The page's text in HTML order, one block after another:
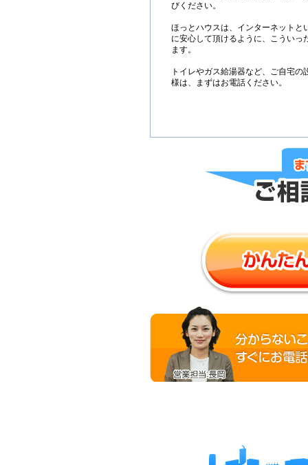
びください。
ほっとハウスは、インターネットと
に安心して頂けるように、こういっ
ます。
トイレやガス給湯器など、ご自宅
様は、まずはお電話ください。